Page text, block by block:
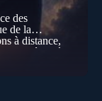
des
de la
à distance,
phénomènes
le temps… et